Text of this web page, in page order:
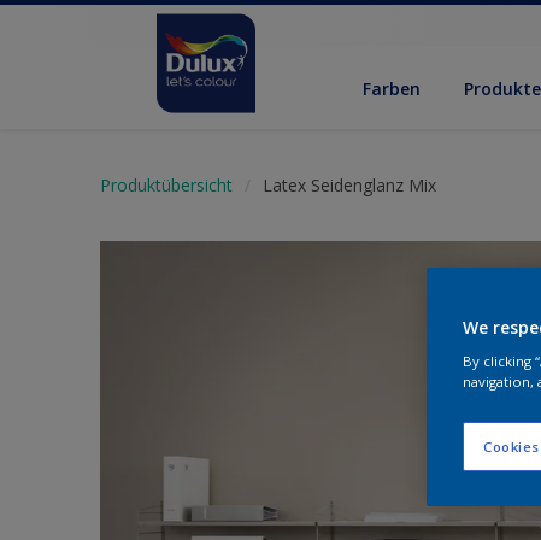
Farben Produkte
Produktübersicht Latex Seidenglanz Mix
We
By clicking
navigation,